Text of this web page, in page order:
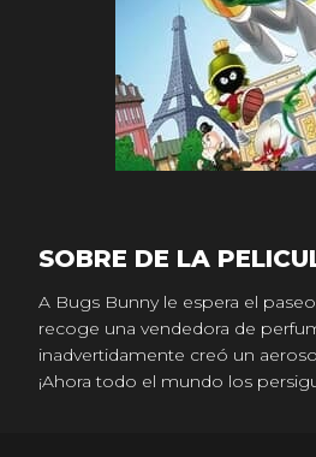
SOBRE DE LA
A Bugs Bunny le espera el
recoge una vendedora de
inadvertidamente creó un
¡Ahora todo el mundo los